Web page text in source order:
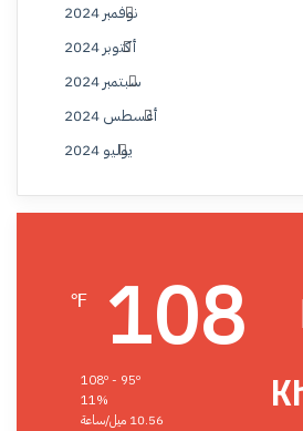
نوفمبر 2024
أكتوبر 2024
سبتمبر 2024
أغسطس 2024
يوليو 2024
108
℉
108º - 95º
11%
10.56 ميل/ساعة